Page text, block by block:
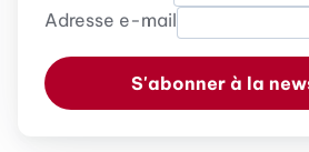
Adresse e-mail
S'abonner à la